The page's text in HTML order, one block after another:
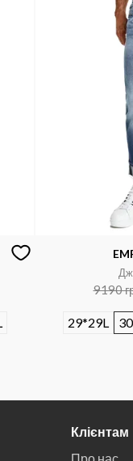
9190
29*29L
Клієнтам
Про нас